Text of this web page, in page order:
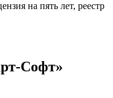
на пять лет, реестр
Софт»